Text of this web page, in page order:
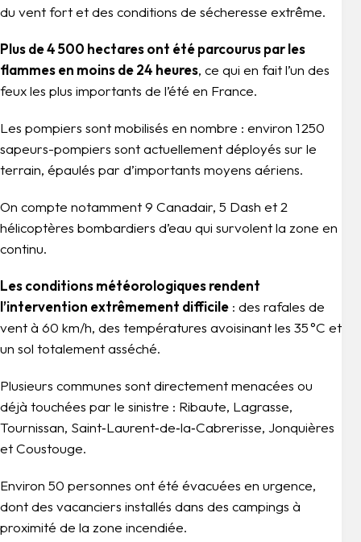
du vent fort et des conditions de sécheresse extrême.
Plus de 4 500 hectares ont été parcourus par les
flammes en moins de 24 heures, ce qui en fait l’un des
feux les plus importants de l’été en France.
Les pompiers sont mobilisés en nombre : environ 1 250
sapeurs-pompiers sont actuellement déployés sur le
terrain, épaulés par d’importants moyens aériens.
On compte notamment 9 Canadair, 5 Dash et 2
hélicoptères bombardiers d’eau qui survolent la zone en
continu.
Les conditions météorologiques rendent
l’intervention extrêmement difficile : des rafales de
vent à 60 km/h, des températures avoisinant les 35 °C et
un sol totalement asséché.
Plusieurs communes sont directement menacées ou
déjà touchées par le sinistre : Ribaute, Lagrasse,
Tournissan, Saint‑Laurent‑de‑la‑Cabrerisse, Jonquières
et Coustouge.
Environ 50 personnes ont été évacuées en urgence,
dont des vacanciers installés dans des campings à
proximité de la zone incendiée.